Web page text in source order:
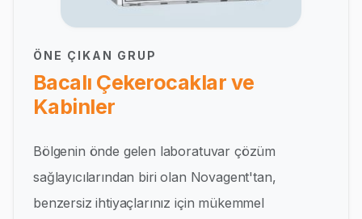
ÖNE ÇIKAN GRUP
Bacalı Çekerocaklar ve
Kabinler
Bölgenin önde gelen laboratuvar çözüm
sağlayıcılarından biri olan Novagent'tan,
benzersiz ihtiyaçlarınız için mükemmel